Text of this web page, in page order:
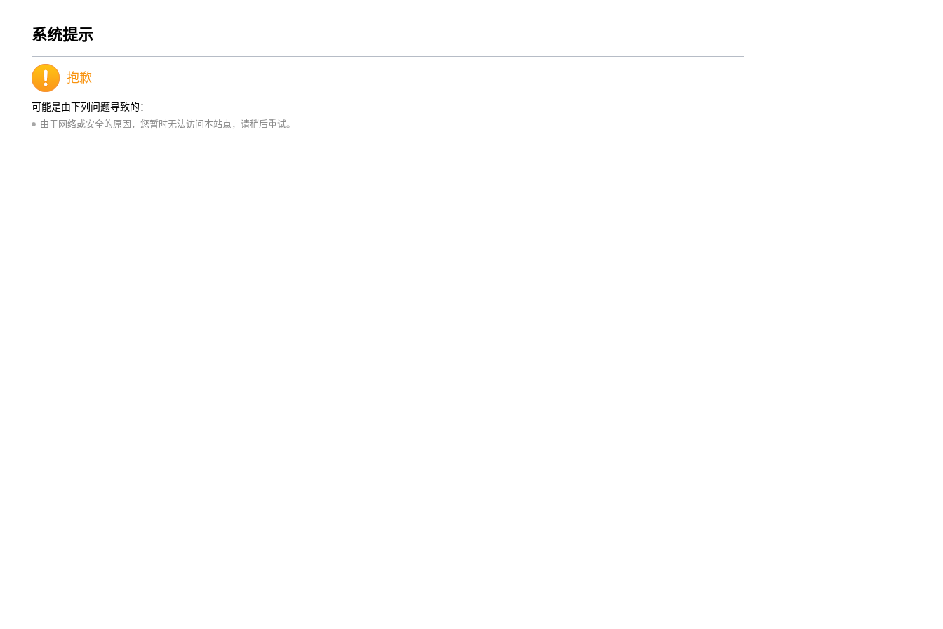
系统提示
抱歉
可能是由下列问题导致的：
由于网络或安全的原因，您暂时无法访问本站点，请稍后重试。